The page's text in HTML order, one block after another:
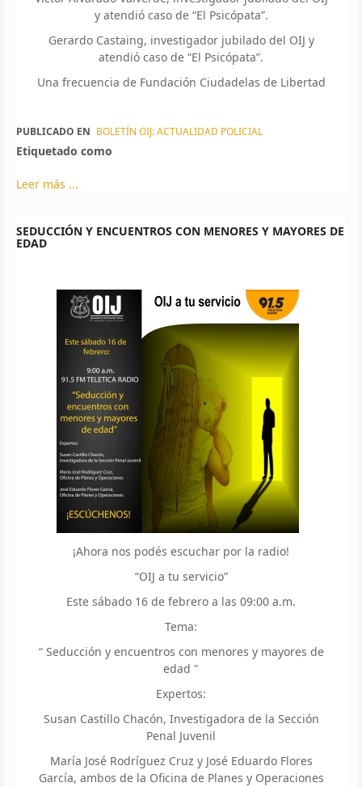
y atendió caso de “El Psicópata”.
Gerardo Castaing, investigador jubilado del OIJ y
atendió caso de “El Psicópata”.
Una frecuencia de Fundación Ciudadelas de Libertad
PUBLICADO EN BOLETÍN OIJ: ACTUALIDAD POLICIAL
Etiquetado como
Leer más ...
SEDUCCIÓN Y ENCUENTROS CON MENORES Y MAYORES DE
EDAD
¡Ahora nos podés escuchar por la radio!
“OIJ a tu servicio”
Este sábado 16 de febrero a las 09:00 a.m.
Tema:
“ Seducción y encuentros con menores y mayores de
edad "
Expertos:
Susan Castillo Chacón, Investigadora de la Sección
Penal Juvenil
María José Rodríguez Cruz y José Eduardo Flores
García, ambos de la Oficina de Planes y Operaciones